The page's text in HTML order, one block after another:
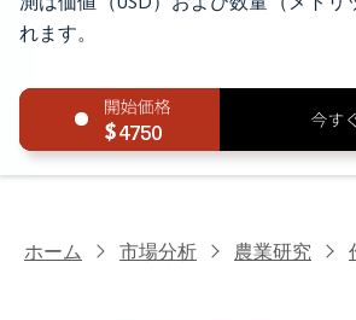
れます。
4750
ホーム 市場分析 農業研究